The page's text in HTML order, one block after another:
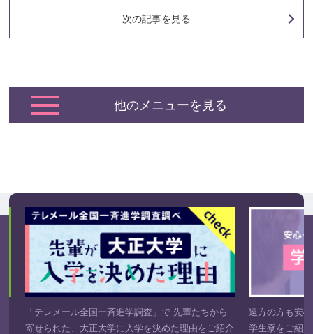
次の記事を見る
他のメニューを見る
「テレメール全国一斉進学調査」で 先輩たちから
寄せられた、大正大学に入学を決めた理由をご紹介
遠方の方も安
学生寮をご紹